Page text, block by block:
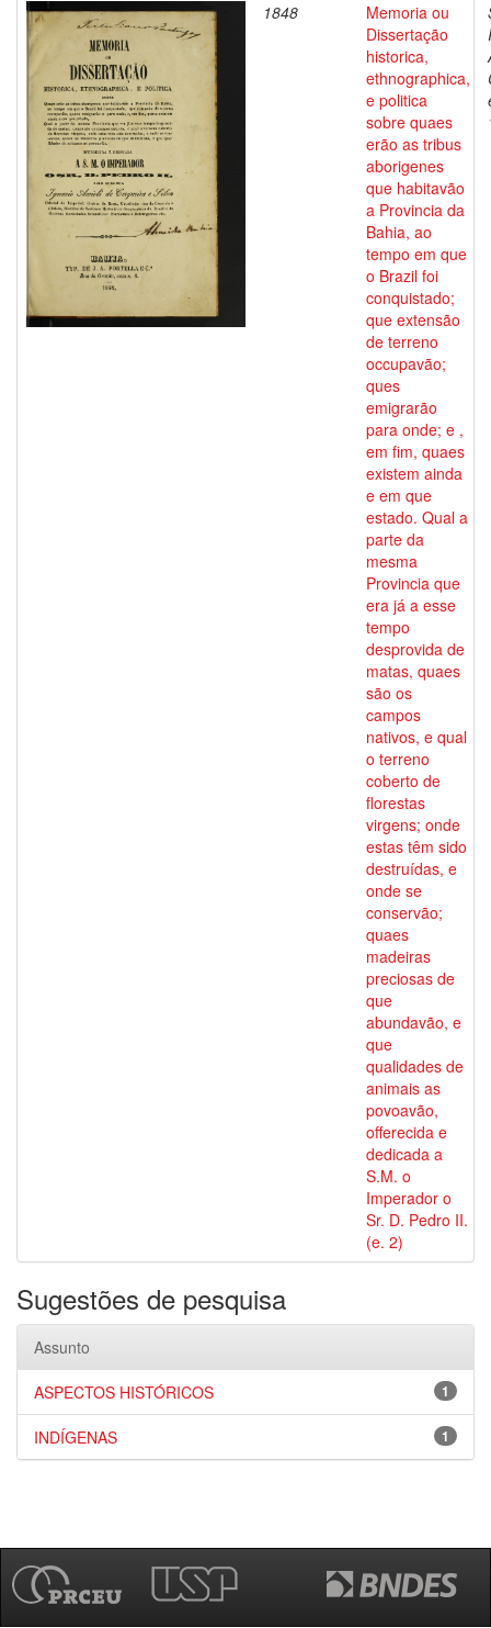
1848
Memoria ou
Dissertação
historica,
ethnographica,
e politica
sobre quaes
erão as tribus
aborigenes
que habitavão
a Provincia da
Bahia, ao
tempo em que
o Brazil foi
conquistado;
que extensão
de terreno
occupavão;
ques
emigrarão
para onde; e ,
em fim, quaes
existem ainda
e em que
estado. Qual a
parte da
mesma
Provincia que
era já a esse
tempo
desprovida de
matas, quaes
são os
campos
nativos, e qual
o terreno
coberto de
florestas
virgens; onde
estas têm sido
destruídas, e
onde se
conservão;
quaes
madeiras
preciosas de
que
abundavão, e
que
qualidades de
animais as
povoavão,
offerecida e
dedicada a
S.M. o
Imperador o
Sr. D. Pedro II.
(e. 2)
Sugestões de pesquisa
Assunto
1
ASPECTOS HISTÓRICOS
1
INDÍGENAS